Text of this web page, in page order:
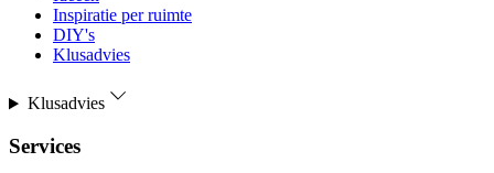
Inspiratie per ruimte
DIY's
Klusadvies
Klusadvies
Services